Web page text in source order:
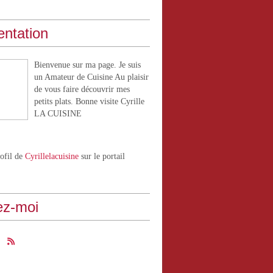
Bienvenue sur ma page. Je suis
un Amateur de Cuisine Au plaisir
de vous faire découvrir mes
petits plats. Bonne visite Cyrille
LA CUISINE
de Cyrillelacuisine sur le portail
moi